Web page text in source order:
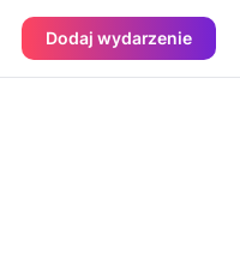
Dodaj wydarzenie